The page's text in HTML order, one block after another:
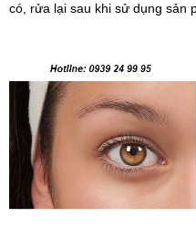
có, rửa lại sau khi sử dụng sản